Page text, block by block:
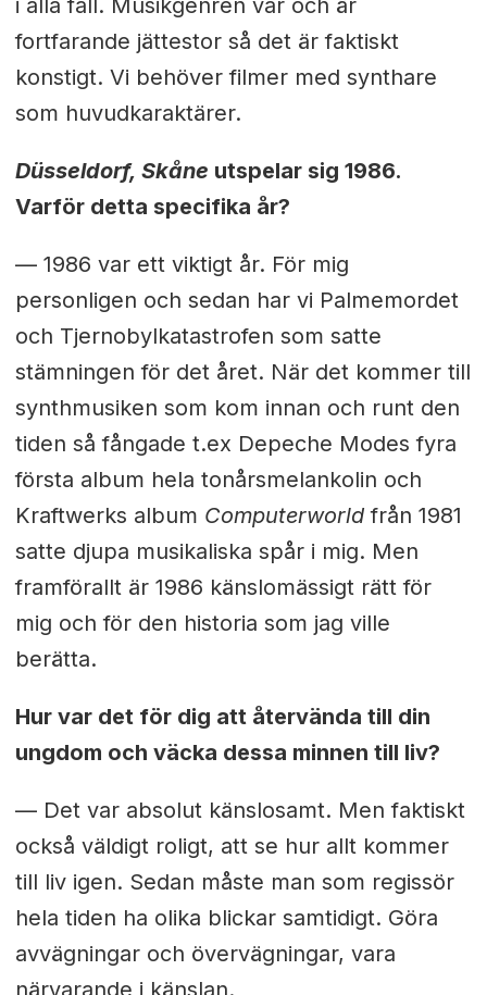
i alla fall. Musikgenren var och är
fortfarande jättestor så det är faktiskt
konstigt. Vi behöver filmer med synthare
som huvudkaraktärer.
Düsseldorf, Skåne utspelar sig 1986.
Varför detta specifika år?
— 1986 var ett viktigt år. För mig
personligen och sedan har vi Palmemordet
och Tjernobylkatastrofen som satte
stämningen för det året. När det kommer till
synthmusiken som kom innan och runt den
tiden så fångade t.ex Depeche Modes fyra
första album hela tonårsmelankolin och
Kraftwerks album Computerworldfrån 1981
satte djupa musikaliska spår i mig. Men
framförallt är 1986 känslomässigt rätt för
mig och för den historia som jag ville
berätta.
Hur var det för dig att återvända till din
ungdom och väcka dessa minnen till liv?
— Det var absolut känslosamt. Men faktiskt
också väldigt roligt, att se hur allt kommer
till liv igen. Sedan måste man som regissör
hela tiden ha olika blickar samtidigt. Göra
avvägningar och övervägningar, vara
närvarande i känslan.